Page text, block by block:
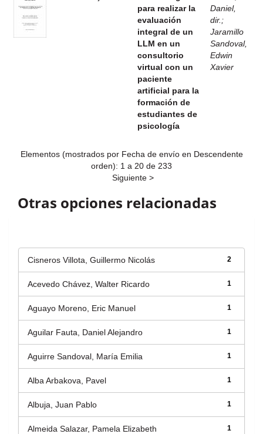
para realizar la
evaluación
integral de un
LLM en un
consultorio
virtual con un
paciente
artificial para la
formación de
estudiantes de
psicología
Daniel,
dir. ;
Jaramillo
Sandoval,
Edwin
Xavier
Elementos (mostrados por Fecha de envío en Descendente
orden): 1 a 20 de 233
Siguiente >
Otras opciones relacionadas
2
Cisneros Villota, Guillermo Nicolás
1
Acevedo Chávez, Walter Ricardo
1
Aguayo Moreno, Eric Manuel
1
Aguilar Fauta, Daniel Alejandro
1
Aguirre Sandoval, María Emilia
1
Alba Arbakova, Pavel
1
Albuja, Juan Pablo
1
Almeida Salazar, Pamela Elizabeth